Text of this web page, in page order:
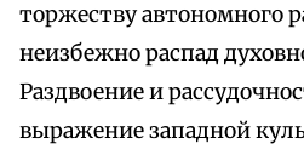
торжеству автономного
неизбежно распад
Раздвоение и
выражение западной